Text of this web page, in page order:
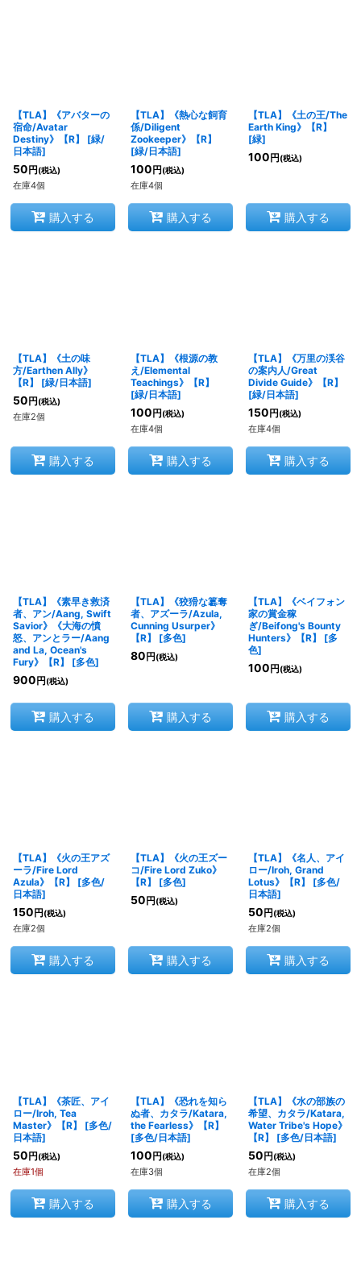
【TLA】《アバターの
宿命/Avatar
Destiny》【R】
[緑/
日本語]
50 円 (税込)
在庫4個
購入する
【TLA】《熱心な飼育
係/Diligent
Zookeeper》【R】
[緑/日本語]
100 円 (税込)
在庫4個
購入する
【TLA】《土の王/The
Earth King》【R】
[緑]
100 円 (税込)
購入する
【TLA】《土の味
方/Earthen Ally》
【R】
[緑/日本語]
50 円 (税込)
在庫2個
購入する
【TLA】《根源の教
え/Elemental
Teachings》【R】
[緑/日本語]
100 円 (税込)
在庫4個
購入する
【TLA】《万里の渓谷
の案内人/Great
Divide Guide》【R】
[緑/日本語]
150 円 (税込)
在庫4個
購入する
【TLA】《素早き救済
者、アン/Aang, Swift
Savior》《大海の憤
怒、アンとラー/Aang
and La, Ocean's
Fury》【R】
[多色]
900 円 (税込)
購入する
【TLA】《狡猾な簒奪
者、アズーラ/Azula,
Cunning Usurper》
【R】
[多色]
80 円 (税込)
購入する
【TLA】《ベイフォン
家の賞金稼
ぎ/Beifong's Bounty
Hunters》【R】
[多
色]
100 円 (税込)
購入する
【TLA】《火の王アズ
ーラ/Fire Lord
Azula》【R】
[多色/
日本語]
150 円 (税込)
在庫2個
購入する
【TLA】《火の王ズー
コ/Fire Lord Zuko》
【R】
[多色]
50 円 (税込)
購入する
【TLA】《名人、アイ
ロー/Iroh, Grand
Lotus》【R】
[多色/
日本語]
50 円 (税込)
在庫2個
購入する
【TLA】《茶匠、アイ
ロー/Iroh, Tea
Master》【R】
[多色/
日本語]
50 円 (税込)
在庫1個
購入する
【TLA】《恐れを知ら
ぬ者、カタラ/Katara,
the Fearless》【R】
[多色/日本語]
100 円 (税込)
在庫3個
購入する
【TLA】《水の部族の
希望、カタラ/Katara,
Water Tribe's Hope》
【R】
[多色/日本語]
50 円 (税込)
在庫2個
購入する